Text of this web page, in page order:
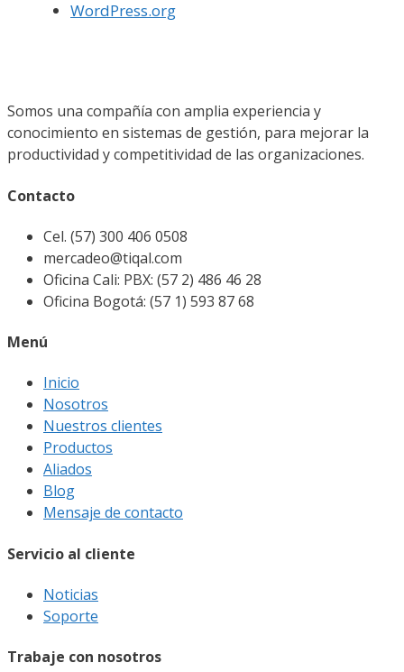
WordPress.org
Somos una compañía con amplia experiencia y
conocimiento en sistemas de gestión, para mejorar la
productividad y competitividad de las organizaciones.
Contacto
Cel. (57) 300 406 0508
mercadeo@tiqal.com
Oficina Cali: PBX: (57 2) 486 46 28
Oficina Bogotá: (57 1) 593 87 68
Menú
Inicio
Nosotros
Nuestros clientes
Productos
Aliados
Blog
Mensaje de contacto
Servicio al cliente
Noticias
Soporte
Trabaje con nosotros